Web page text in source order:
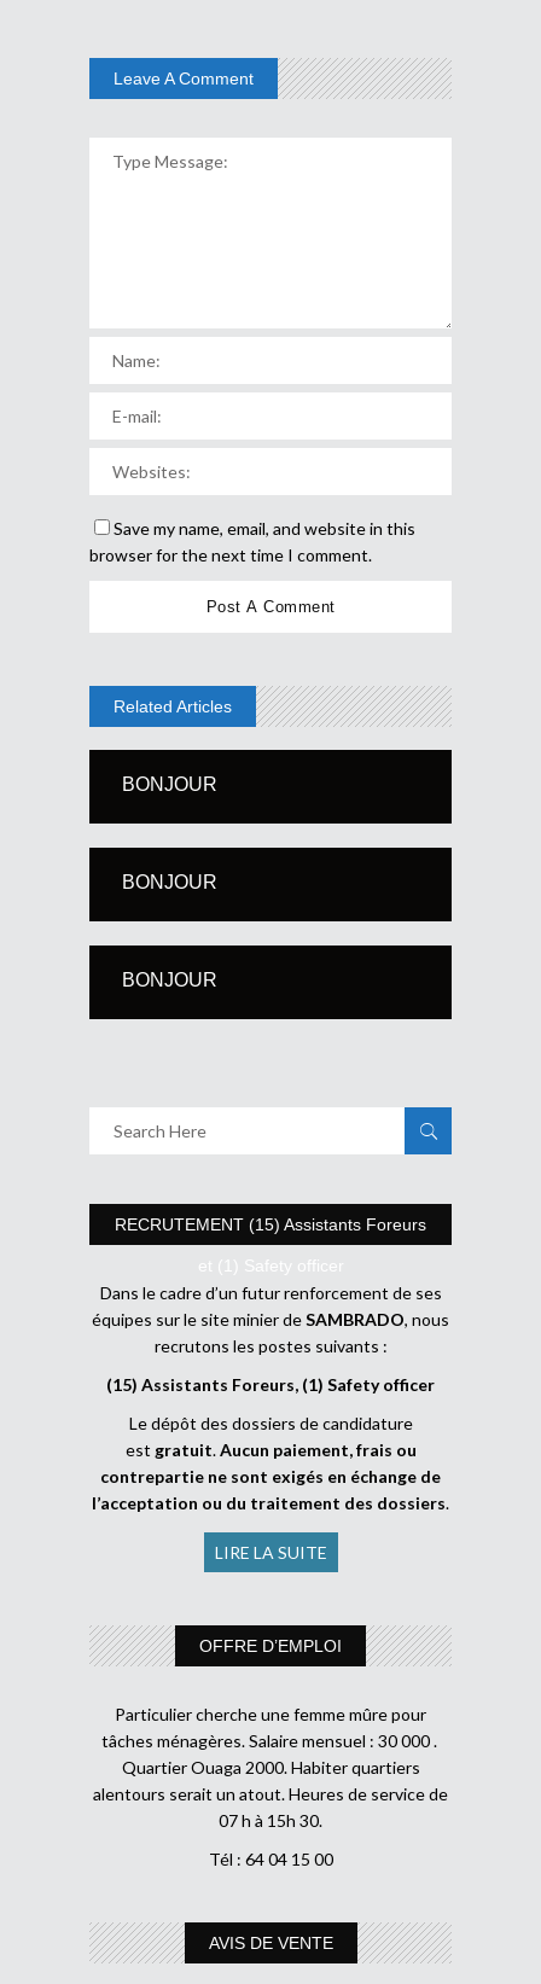
Leave A Comment
Save my name, email, and website in this
browser for the next time I comment.
Related Articles
BONJOUR
BONJOUR
BONJOUR
RECRUTEMENT (15) Assistants Foreurs
et (1) Safety officer
Dans le cadre d’un futur renforcement de ses
équipes sur le site minier deSAMBRADO, nous
recrutons les postes suivants :
(15) Assistants Foreurs, (1) Safety officer
Le dépôt des dossiers de candidature
est gratuit.Aucun paiement, frais ou
contrepartie ne sont exigés en échange de
l’acceptation ou du traitement des dossiers.
LIRE LA SUITE
OFFRE D’EMPLOI
Particulier cherche une femme mûre pour
tâches ménagères. Salaire mensuel : 30 000 .
Quartier Ouaga 2000. Habiter quartiers
alentours serait un atout. Heures de service de
07 h à 15h 30.
Tél : 64 04 15 00
AVIS DE VENTE